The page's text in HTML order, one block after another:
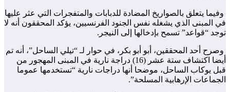
وفيما يتعلق بالصواريخ المضادة للدبابات والمتفجرات التي عثر عليها
في المبنى الذي يشغله نفس الجنود الفرنسيين، يؤكد المحققون أنه لا
توجد “قواعد” تسمح بإدخالها إلى النيجر.
وصرح أحد المحققين، أبو أبو بكر، في حوار لـ “تيلي الساحل”، أنه تم
أيضا اكتشاف ستة عشر (16) دراجة نارية في المبنى المهجور من
قبل يوكاب الساحل، موضحا أنها دراجات نارية “تستخدمها عموما
الجماعات الإرهابية المسلحة”.